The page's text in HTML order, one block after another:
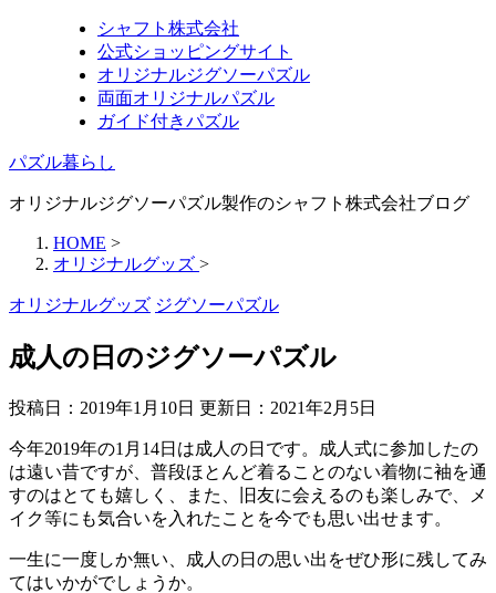
シャフト株式会社
公式ショッピングサイト
オリジナルジグソーパズル
両面オリジナルパズル
ガイド付きパズル
パズル暮らし
オリジナルジグソーパズル製作のシャフト株式会社ブログ
HOME >
オリジナルグッズ >
オリジナルグッズ ジグソーパズル
成人の日のジグソーパズル
投稿日：2019年1月10日 更新日： 2021年2月5日
今年2019年の1月14日は成人の日です。成人式に参加したの
は遠い昔ですが、普段ほとんど着ることのない着物に袖を通
すのはとても嬉しく、また、旧友に会えるのも楽しみで、メ
イク等にも気合いを入れたことを今でも思い出せます。
一生に一度しか無い、成人の日の思い出をぜひ形に残してみ
てはいかがでしょうか。